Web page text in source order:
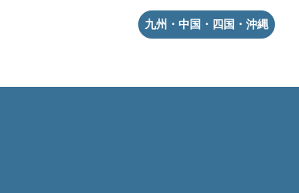
九州・中国・四国・沖縄